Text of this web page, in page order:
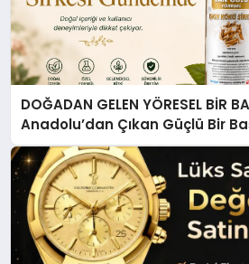
DOĞADAN GELEN YÖRESEL BİR
Anadolu’dan Çıkan Güçlü Bir
Gölü Yöresel Işkın Kökü Sirkesi